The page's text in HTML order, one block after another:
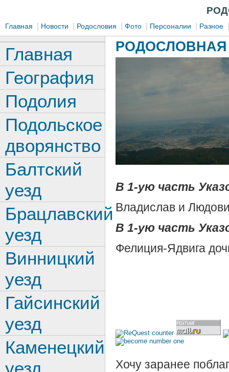
Главная Новости Родословия Фото Персоналии Разное
РОДОСЛОВНАЯ
В 1-ую часть
Владислав и
В 1-ую часть
Фелиция-Ядвига
Хочу заранее
Главная
География
Подолия
Подольское
дворянство
Балтский
уезд
Брацлавский
уезд
Винницкий
уезд
Гайсинский
уезд
Каменецкий